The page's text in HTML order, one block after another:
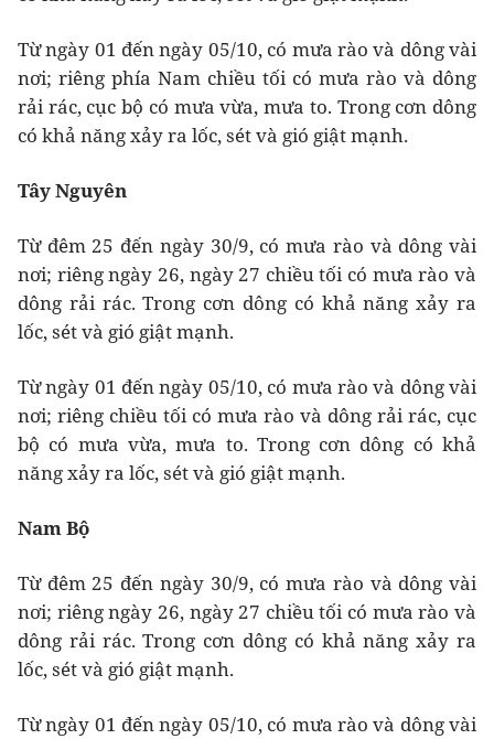
Từ ngày 01 đến ngày 05/10, có mưa rào và dông vài
nơi; riêng phía Nam chiều tối có mưa rào và dông
rải rác, cục bộ có mưa vừa, mưa to. Trong cơn dông
có khả năng xảy ra lốc, sét và gió giật mạnh.
Tây Nguyên
Từ đêm 25 đến ngày 30/9, có mưa rào và dông vài
nơi; riêng ngày 26, ngày 27 chiều tối có mưa rào và
dông rải rác. Trong cơn dông có khả năng xảy ra
lốc, sét và gió giật mạnh.
Từ ngày 01 đến ngày 05/10, có mưa rào và dông vài
nơi; riêng chiều tối có mưa rào và dông rải rác, cục
bộ có mưa vừa, mưa to. Trong cơn dông có khả
năng xảy ra lốc, sét và gió giật mạnh.
Nam Bộ
Từ đêm 25 đến ngày 30/9, có mưa rào và dông vài
nơi; riêng ngày 26, ngày 27 chiều tối có mưa rào và
dông rải rác. Trong cơn dông có khả năng xảy ra
lốc, sét và gió giật mạnh.
Từ ngày 01 đến ngày 05/10, có mưa rào và dông vài